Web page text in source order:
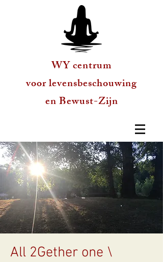
WY centrum
voor levensbeschouwing
en Bewust-Zijn
All 2Gether one \